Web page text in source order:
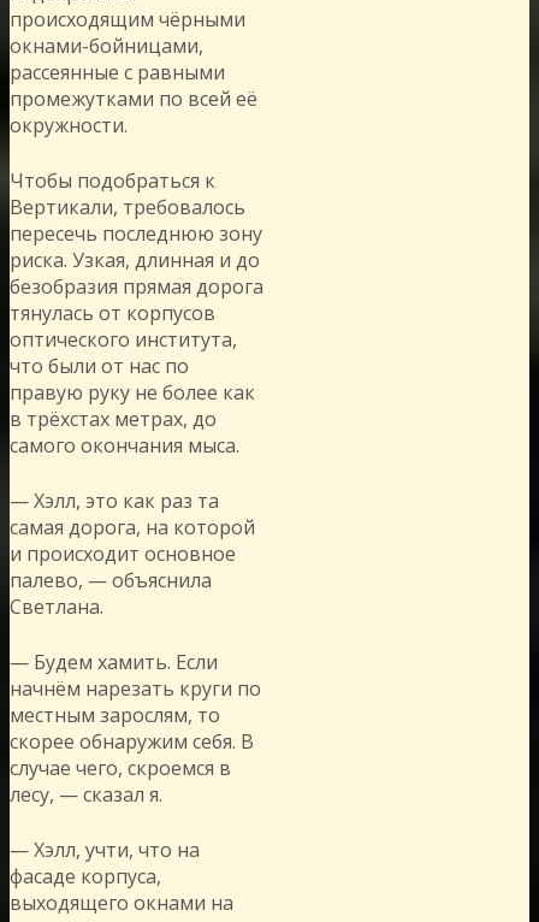
происходящим чёрными
окнами-бойницами,
рассеянные с равными
промежутками по всей её
окружности.
Чтобы подобраться к
Вертикали, требовалось
пересечь последнюю зону
риска. Узкая, длинная и до
безобразия прямая дорога
тянулась от корпусов
оптического института,
что были от нас по
правую руку не более как
в трёхстах метрах, до
самого окончания мыса.
— Хэлл, это как раз та
самая дорога, на которой
и происходит основное
палево, — объяснила
Светлана.
— Будем хамить. Если
начнём нарезать круги по
местным зарослям, то
скорее обнаружим себя. В
случае чего, скроемся в
лесу, — сказал я.
— Хэлл, учти, что на
фасаде корпуса,
выходящего окнами на